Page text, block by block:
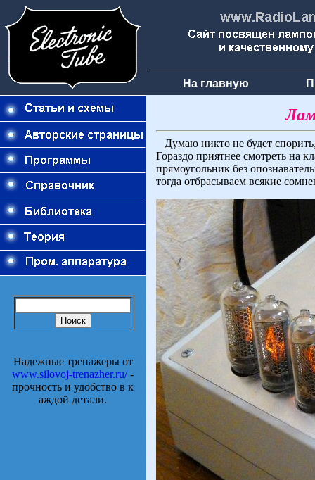
На главную
Надежные тренажеры от
www.silovoj-trenazher.ru/-
прочность и удобство в к
аждой детали.
Думаю никто не будет
Гораздо приятнее смотреть на
прямоугольник без
тогда отбрасываем всякие